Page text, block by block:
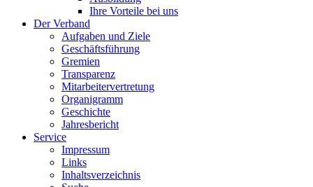
Ihre Vorteile bei uns
Der Verband
Aufgaben und Ziele
Geschäftsführung
Gremien
Transparenz
Mitarbeitervertretung
Organigramm
Geschichte
Jahresbericht
Service
Impressum
Links
Inhaltsverzeichnis